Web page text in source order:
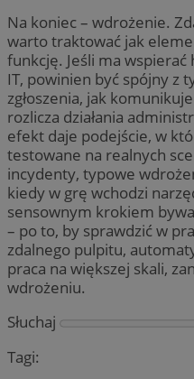
Na koniec – wdrożenie.
warto traktować jak
funkcję. Jeśli ma
IT, powinien być spójny z
zgłoszenia, jak
rozlicza działania
efekt daje podejście, w
testowane na realnych
incydenty, typowe
kiedy w grę wchodzi
sensownym krokiem
– po to, by sprawdzić w
zdalnego pulpitu,
praca na większej skali,
wdrożeniu.
Słuchaj
Tagi: